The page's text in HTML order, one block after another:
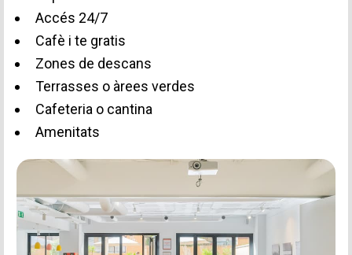
Accés 24/7
Cafè i te gratis
Zones de descans
Terrasses o àrees verdes
Cafeteria o cantina
Amenitats